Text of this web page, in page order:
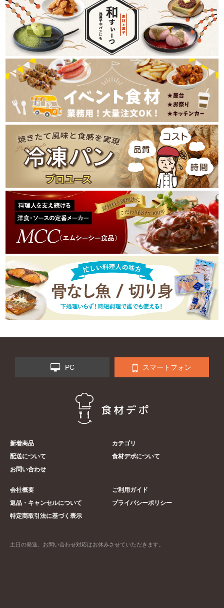
PC スマートフォン
新着商品
カテゴリ
配送について
食材デポについて
お問い合わせ
会社概要
ご利用ガイド
返品・キャンセルについて
プライバシーポリシー
特定商取引法に基づく表示
土日の発送、お問い合わせ対応はお休みさせていただきます。